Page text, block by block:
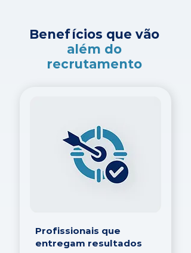
Benefícios que vão
além do
recrutamento
Profissionais que
entregam resultados